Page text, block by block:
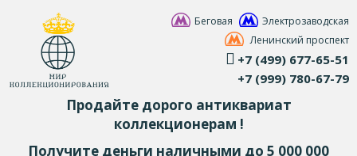
Беговая
Электрозаводская
Ленинский проспект
+7 (499) 677-65-51
+7 (999) 780-67-79
Продайте дорого антиквариат
коллекционерам !
Получите деньги наличными до 5 000 000